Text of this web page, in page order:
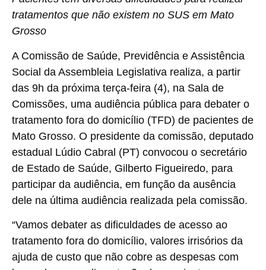
tratamentos que não existem no SUS em Mato
Grosso
A Comissão de Saúde, Previdência e Assistência
Social da Assembleia Legislativa realiza, a partir
das 9h da próxima terça-feira (4), na Sala de
Comissões, uma audiência pública para debater o
tratamento fora do domicílio (TFD) de pacientes de
Mato Grosso. O presidente da comissão, deputado
estadual Lúdio Cabral (PT) convocou o secretário
de Estado de Saúde, Gilberto Figueiredo, para
participar da audiência, em função da ausência
dele na última audiência realizada pela comissão.
“Vamos debater as dificuldades de acesso ao
tratamento fora do domicílio, valores irrisórios da
ajuda de custo que não cobre as despesas com